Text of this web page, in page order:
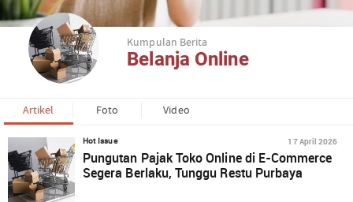
Kumpulan Berita
Belanja Online
Artikel Foto Video
Hot Issue 17 April 2026
Pungutan Pajak Toko Online di E-Commerce
Segera Berlaku, Tunggu Restu Purbaya